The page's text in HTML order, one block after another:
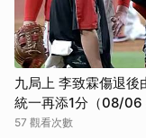
九局上 李致霖傷退後
統一再添1分（08/06
57 觀看次數